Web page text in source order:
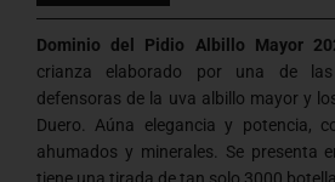
Dominio del Pidio Albillo Mayor
crianza elaborado por una de las
defensoras de la uva albillo mayor y
Duero. Aúna elegancia y potencia,
ahumados y minerales. Se presenta